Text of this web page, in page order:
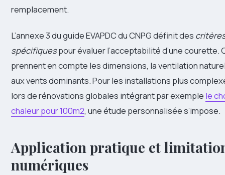
remplacement.
L’annexe 3 du guide EVAPDC du CNPG définit des
spécifiquespour évaluer l’acceptabilité d’une courette.
prennent en compte les dimensions, la ventilation
aux vents dominants. Pour les installations plus
lors de rénovations globales intégrant par exemple le
chaleur pour 100m2, une étude personnalisée s’impose.
Application pratique et
numériques